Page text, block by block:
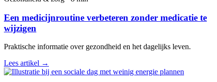
Een medicijnroutine verbeteren zonder medicatie te
wijzigen
Praktische informatie over gezondheid en het dagelijks leven.
Lees artikel →